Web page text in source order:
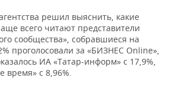
решил выяснить, какие
всего читают представители
сообщества», собравшиеся на
проголосовали за «БИЗНЕС Online»,
ИА «Татар-информ» с 17,9%,
время» с 8,96%.